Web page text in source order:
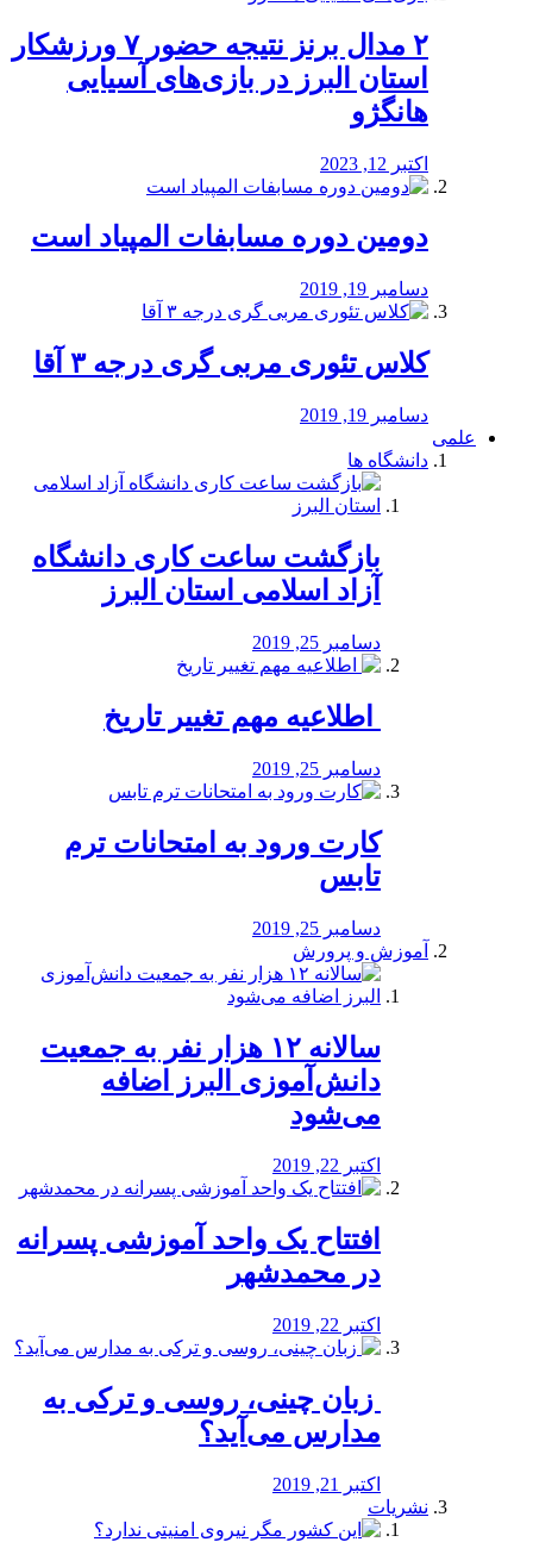
۲ مدال برنز نتیجه حضور ۷ ورزشکار
استان البرز در بازی‌های آسیایی
هانگژو
اکتبر 12, 2023
دومین دوره مسابفات المپیاد است
دسامبر 19, 2019
کلاس تئوری مربی گری درجه ۳ آقا
دسامبر 19, 2019
علمی
دانشگاه ها
بازگشت ساعت کاری دانشگاه
آزاد اسلامی استان البرز
دسامبر 25, 2019
️ اطلاعیه مهم تغییر تاریخ
دسامبر 25, 2019
کارت ورود به امتحانات ترم
تابس
دسامبر 25, 2019
آموزش و پرورش
️سالانه ۱۲ هزار نفر به جمعیت
دانش‌آموزی البرز اضافه
می‌شود
اکتبر 22, 2019
افتتاح یک واحد آموزشی پسرانه
در محمدشهر
اکتبر 22, 2019
️ زبان چینی، روسی و ترکی به
مدارس می‌آید؟
اکتبر 21, 2019
نشریات